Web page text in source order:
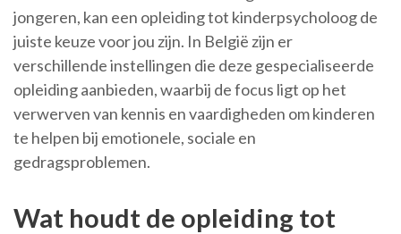
jongeren, kan een opleiding tot kinderpsycholoog de
juiste keuze voor jou zijn. In België zijn er
verschillende instellingen die deze gespecialiseerde
opleiding aanbieden, waarbij de focus ligt op het
verwerven van kennis en vaardigheden om kinderen
te helpen bij emotionele, sociale en
gedragsproblemen.
Wat houdt de opleiding tot